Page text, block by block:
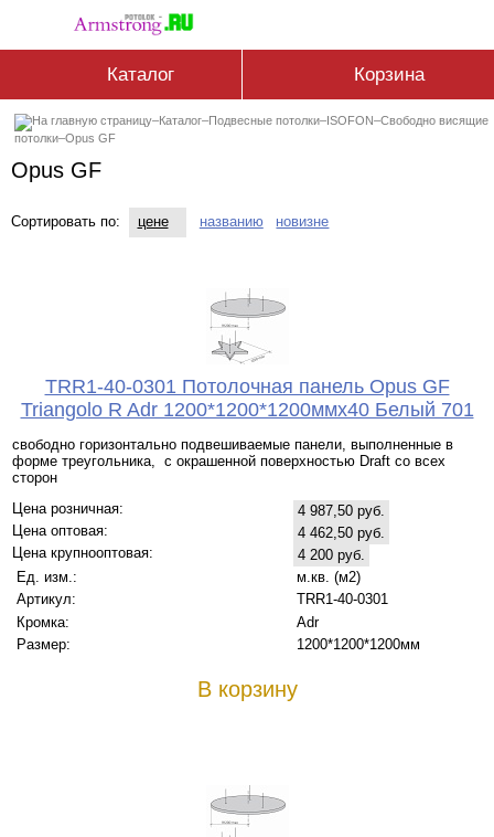
Каталог Корзина
–Каталог–Подвесные потолки–ISOFON–Свободно висящие
потолки–Opus GF
Opus GF
Сортировать по: цене названию новизне
TRR1-40-0301 Потолочная панель Opus GF
Triangolo R Adr 1200*1200*1200ммx40 Белый 701
свободно горизонтально подвешиваемые панели, выполненные в
форме треугольника, с окрашенной поверхностью Draft со всех
сторон
Цена розничная:
4 987,50 руб.
Цена оптовая:
4 462,50 руб.
Цена крупнооптовая:
4 200 руб.
Ед. изм.:
м.кв. (м2)
Артикул:
TRR1-40-0301
Кромка:
Adr
Размер:
1200*1200*1200мм
В корзину